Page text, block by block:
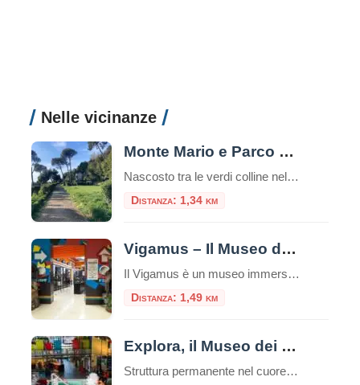
Nelle vicinanze
Monte Mario e Parco Mellini: Il Punto Panoramico Più Alto di Roma
Nascosto tra le verdi colline nella parte nord-occidentale di Roma, Monte Mario rappresenta il punto più elevato della città eterna, raggiungendo i 139 metri sul livello del mare. Questo colle, che domina maestosamente il Tevere e l’intera capitale, ospita uno dei parchi più affascinanti e meno conosciuti dai turisti: il Parco Mellini. Un’Oasi Verde nel […]
Distanza: 1,34 km
Vigamus – Il Museo del Videogioco
Il Vigamus è un museo immersivo e interattivo per scoprire origini ed evoluzione dei videgiochi con 100 pannelli illustrati e 36 postazioni-gioco E’ il più grande museo del videogioco in Italia, secondo in Europa per anzianità solo al Museo di Berlino. All’interno è allestita una sala interattiva rivolta ai più giovani, agli studenti e a […]
Distanza: 1,49 km
Explora, il Museo dei Bambini
Struttura permanente nel cuore di Roma, Explora il Museo dei Bambini attiva dal 2001, è dedicata a bambine e bambini da 0 a 11 anni.Da oltre 20 anni, è il punto di riferimento per l’educazione informale e le attività creative per le famiglie, le scuole e il mondo dell’infanzia. Uno spazio in cui l’esplorazione e […]